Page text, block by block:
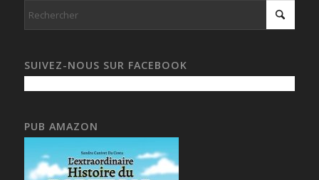
SUIVEZ-NOUS SUR FACEBOOK
PUB AMAZON